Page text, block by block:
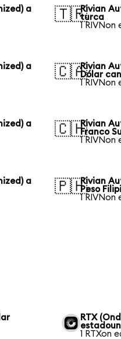
a
🇹🇷Rivian
turca
1 RIVNon
a
🇨🇦Rivian
Dólar
1 RIVNon
a
🇨🇭Rivian
Franco
1 RIVNon
a
🇵🇭Rivian
Peso
1 RIVNon
RTX
1 RTXon